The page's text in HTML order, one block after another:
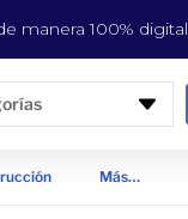
manera 100% digital
Más…